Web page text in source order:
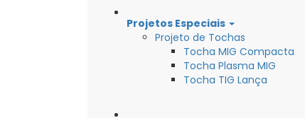
Projetos Especiais
Projeto de Tochas
Tocha MIG Compacta
Tocha Plasma MIG
Tocha TIG Lança